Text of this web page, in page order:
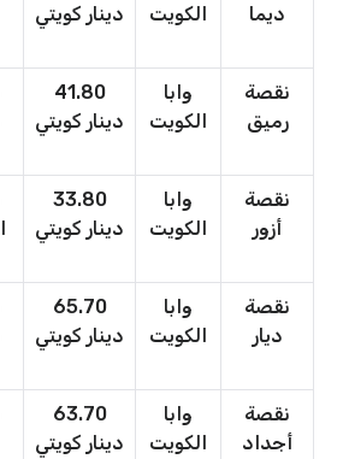
ديما
الكويت
دينار كويتي
نقصة
رميق
وابا
الكويت
41.80
دينار كويتي
نقصة
أزور
وابا
الكويت
33.80
دينار كويتي
نقصة
ديار
وابا
الكويت
65.70
دينار كويتي
نقصة
أجداد
وابا
الكويت
63.70
دينار كويتي